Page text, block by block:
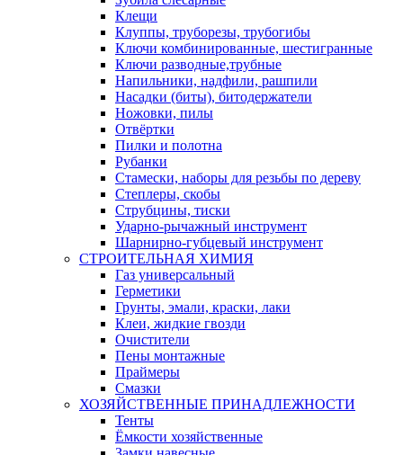
Клещи
Клуппы, труборезы, трубогибы
Ключи комбинированные, шестигранные
Ключи разводные,трубные
Напильники, надфили, рашпили
Насадки (биты), битодержатели
Ножовки, пилы
Отвёртки
Пилки и полотна
Рубанки
Стамески, наборы для резьбы по дереву
Степлеры, скобы
Струбцины, тиски
Ударно-рычажный инструмент
Шарнирно-губцевый инструмент
СТРОИТЕЛЬНАЯ ХИМИЯ
Газ универсальный
Герметики
Грунты, эмали, краски, лаки
Клеи, жидкие гвозди
Очистители
Пены монтажные
Праймеры
Смазки
ХОЗЯЙСТВЕННЫЕ ПРИНАДЛЕЖНОСТИ
Тенты
Ёмкости хозяйственные